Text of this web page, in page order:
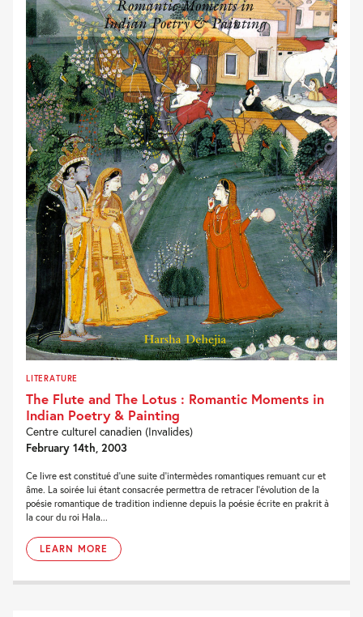
LITERATURE
The Flute and The Lotus : Romantic Moments in
Indian Poetry & Painting
Centre culturel canadien (Invalides)
February 14th, 2003
Ce livre est constitué d'une suite d'intermèdes romantiques remuant cur et
âme. La soirée lui étant consacrée permettra de retracer l'évolution de la
poésie romantique de tradition indienne depuis la poésie écrite en prakrit à
la cour du roi Hala...
LEARN MORE